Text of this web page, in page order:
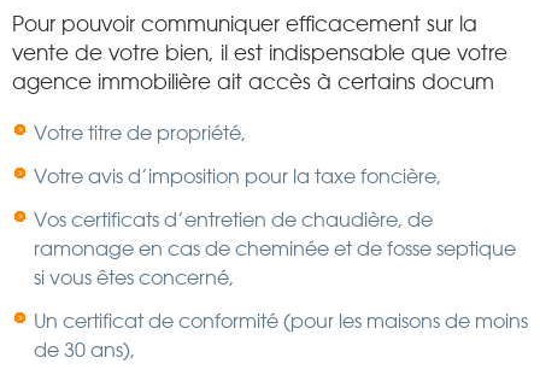
Pour pouvoir communiquer efficacement sur la
vente de votre bien, il est indispensable que votre
agence immobilière ait accès à certains docum
Votre titre de propriété,
Votre avis d’imposition pour la taxe foncière,
Vos certificats d’entretien de chaudière, de
ramonage en cas de cheminée et de fosse septique
si vous êtes concerné,
Un certificat de conformité (pour les maisons de moins
de 30 ans),